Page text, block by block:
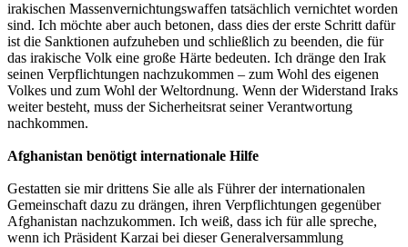
irakischen Massenvernichtungswaffen tatsächlich vernichtet worden
sind. Ich möchte aber auch betonen, dass dies der erste Schritt dafür
ist die Sanktionen aufzuheben und schließlich zu beenden, die für
das irakische Volk eine große Härte bedeuten. Ich dränge den Irak
seinen Verpflichtungen nachzukommen – zum Wohl des eigenen
Volkes und zum Wohl der Weltordnung. Wenn der Widerstand Iraks
weiter besteht, muss der Sicherheitsrat seiner Verantwortung
nachkommen.
Afghanistan benötigt internationale Hilfe
Gestatten sie mir drittens Sie alle als Führer der internationalen
Gemeinschaft dazu zu drängen, ihren Verpflichtungen gegenüber
Afghanistan nachzukommen. Ich weiß, dass ich für alle spreche,
wenn ich Präsident Karzai bei dieser Generalversammlung